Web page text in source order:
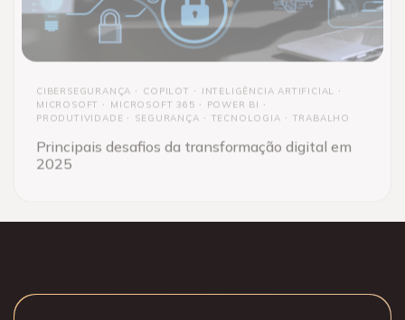
CIBERSEGURANÇA COPILOT
INTELIGÊNCIA ARTIFICIAL
MICROSOFT
MICROSOFT 365
POWER BI
PRODUTIVIDADE
SEGURANÇA TECNOLOGIA TRABALHO
Principais desafios da transformação digital em
2025